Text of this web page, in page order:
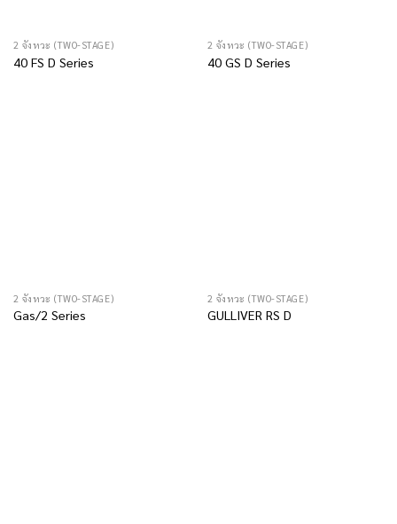
2 จังหวะ (TWO-STAGE)
40 FS D Series
2 จังหวะ (TWO-STAGE)
40 GS D Series
2 จังหวะ (TWO-STAGE)
Gas/2 Series
2 จังหวะ (TWO-STAGE)
GULLIVER RS D